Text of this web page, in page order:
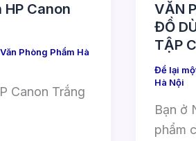
Canon
Văn Phòng Phẩm Hà
Canon Trắng
VĂN
ĐỒ
TẬP
Để lại
Hà Nội
Bạn ở
phẩm